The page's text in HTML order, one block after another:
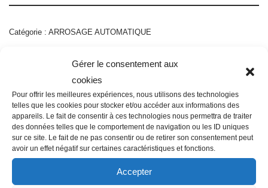
Gérer le consentement aux
cookies
Pour offrir les meilleures expériences, nous utilisons des technologies
telles que les cookies pour stocker et/ou accéder aux informations des
appareils. Le fait de consentir à ces technologies nous permettra de traiter
des données telles que le comportement de navigation ou les ID uniques
sur ce site. Le fait de ne pas consentir ou de retirer son consentement peut
avoir un effet négatif sur certaines caractéristiques et fonctions.
Accepter
Catégorie : ARROSAGE AUTOMATIQUE
Description
Famille : C05B
Diamètre : 0,8 mm²